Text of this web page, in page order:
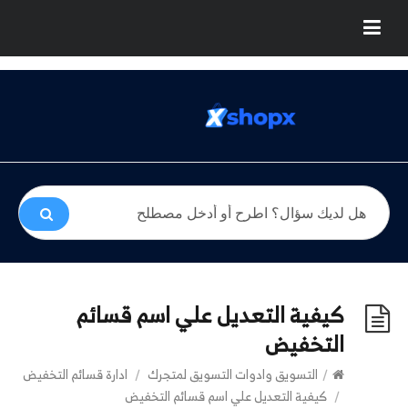
كيفية التعديل علي اسم قسائم
التخفيض
/ التسويق وادوات التسويق لمتجرك / ادارة قسائم التخفيض
/ كيفية التعديل علي اسم قسائم التخفيض